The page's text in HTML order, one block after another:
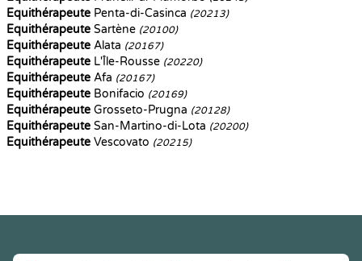
Equithérapeute Penta-di-Casinca (20213)
Equithérapeute Sartène (20100)
Equithérapeute Alata (20167)
Equithérapeute L'Île-Rousse (20220)
Equithérapeute Afa (20167)
Equithérapeute Bonifacio (20169)
Equithérapeute Grosseto-Prugna (20128)
Equithérapeute San-Martino-di-Lota (20200)
Equithérapeute Vescovato (20215)